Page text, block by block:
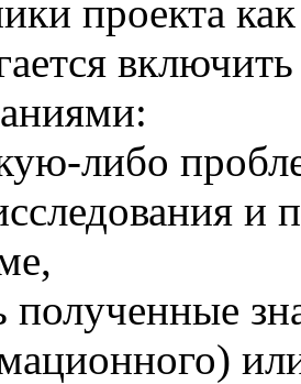
проекта
либо
и